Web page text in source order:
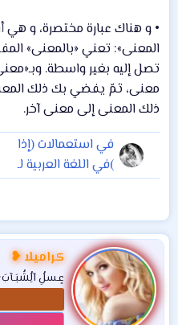
• و هناك عبارة مختصرة، و
المعنى»: تعني «بالمعنى»
تصل إليه بغير واسطة.
معنى، ثمّ يفضي بك ذلك
ذلك المعنى إلى معنى آخر.
في استعمالات (إذا
)في اللغة العربية لـ
(إذا) ثلاث استعمالات
كراميلا ❥
عٍـسلُِ